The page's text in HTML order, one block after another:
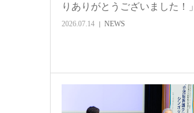
りありがとうございました！」
2026.07.14 NEWS